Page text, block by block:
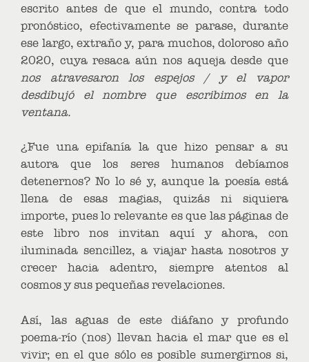
escrito antes de que el mundo, contra todo
pronóstico, efectivamente se parase, durante
ese largo, extraño y, para muchos, doloroso año
2020, cuya resaca aún nos aqueja desde que
nos atravesaron los espejos / y el vapor
desdibujó el nombre que escribimos en la
ventana.
¿Fue una epifanía la que hizo pensar a su
autora que los seres humanos debíamos
detenernos? No lo sé y, aunque la poesía está
llena de esas magias, quizás ni siquiera
importe, pues lo relevante es que las páginas de
este libro nos invitan aquí y ahora, con
iluminada sencillez, a viajar hasta nosotros y
crecer hacia adentro, siempre atentos al
cosmos y sus pequeñas revelaciones.
Así, las aguas de este diáfano y profundo
poema-río (nos) llevan hacia el mar que es el
vivir; en el que sólo es posible sumergirnos si,